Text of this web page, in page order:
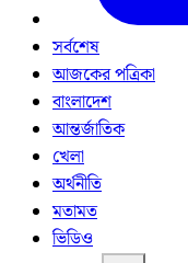
সর্বশেষ
আজকের পত্রিকা
বাংলাদেশ
আন্তর্জাতিক
খেলা
অর্থনীতি
মতামত
ভিডিও